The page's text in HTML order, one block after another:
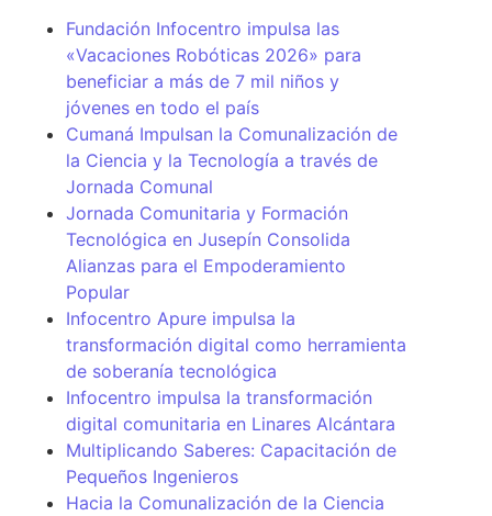
Fundación Infocentro impulsa las
«Vacaciones Robóticas 2026» para
beneficiar a más de 7 mil niños y
jóvenes en todo el país
Cumaná Impulsan la Comunalización de
la Ciencia y la Tecnología a través de
Jornada Comunal
Jornada Comunitaria y Formación
Tecnológica en Jusepín Consolida
Alianzas para el Empoderamiento
Popular
Infocentro Apure impulsa la
transformación digital como herramienta
de soberanía tecnológica
Infocentro impulsa la transformación
digital comunitaria en Linares Alcántara
Multiplicando Saberes: Capacitación de
Pequeños Ingenieros
Hacia la Comunalización de la Ciencia